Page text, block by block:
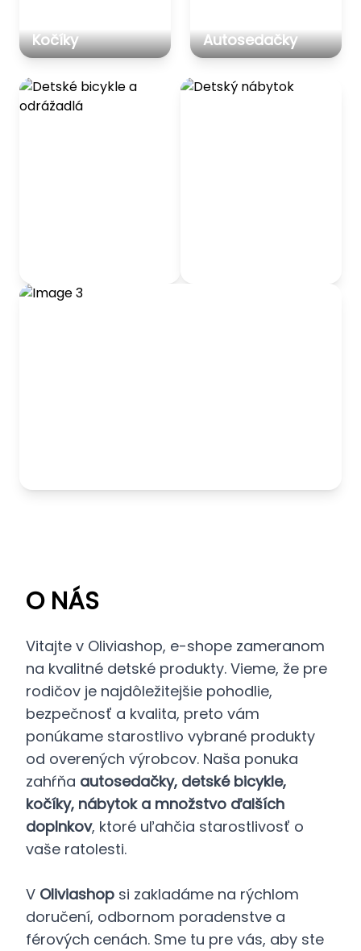
Kočíky Autosedačky
O NÁS
Vitajte v Oliviashop, e-shope zameranom
na kvalitné detské produkty. Vieme, že pre
rodičov je najdôležitejšie pohodlie,
bezpečnosť a kvalita, preto vám
ponúkame starostlivo vybrané produkty
od overených výrobcov. Naša ponuka
zahŕňa autosedačky, detské bicykle,
kočíky, nábytok a množstvo ďalších
doplnkov, ktoré uľahčia starostlivosť o
vaše ratolesti.
V Oliviashop si zakladáme na rýchlom
doručení, odbornom poradenstve a
férových cenách. Sme tu pre vás, aby ste